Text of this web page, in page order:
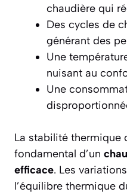
chaudière qui
Des cycles de
générant des
Une
nuisant au
Une
La stabilité thermique
fondamental d’un
efficace. Les
l’équilibre thermique